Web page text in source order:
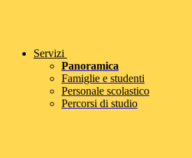
Servizi
Panoramica
Famiglie e studenti
Personale scolastico
Percorsi di studio